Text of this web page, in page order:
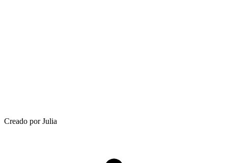
Creado por Julia